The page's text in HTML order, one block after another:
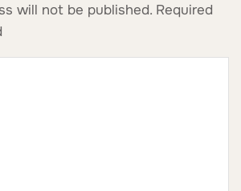
will not be published. Required